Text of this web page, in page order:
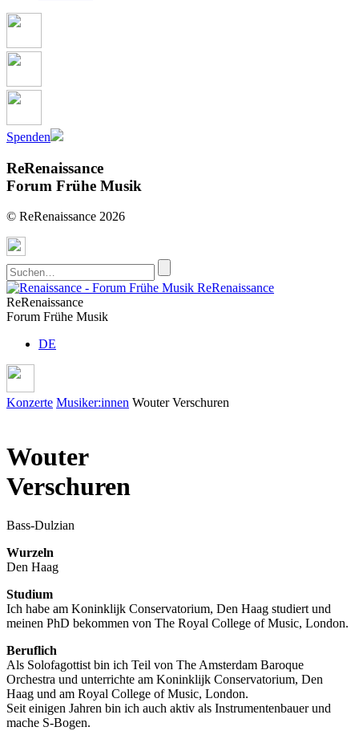
Spenden
ReRenaissance
Forum Frühe Musik
© ReRenaissance 2026
ReRenaissance
ReRenaissance
Forum Frühe Musik
DE
Konzerte Musiker:innen Wouter Verschuren
Wouter
Verschuren
Bass-Dulzian
Wurzeln
Den Haag
Studium
Ich habe am Koninklijk Conservatorium, Den Haag studiert und
meinen PhD bekommen von The Royal College of Music, London.
Beruflich
Als Solofagottist bin ich Teil von The Amsterdam Baroque
Orchestra und unterrichte am Koninklijk Conservatorium, Den
Haag und am Royal College of Music, London.
Seit einigen Jahren bin ich auch aktiv als Instrumentenbauer und
mache S-Bogen.